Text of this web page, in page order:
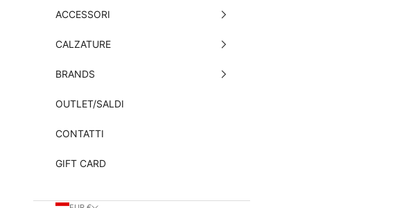
ACCESSORI
CALZATURE
BRANDS
OUTLET/SALDI
CONTATTI
GIFT CARD